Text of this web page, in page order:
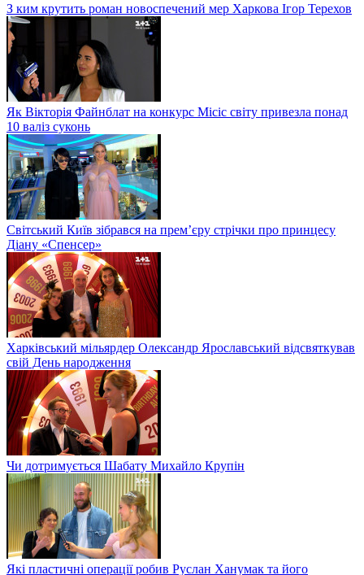
З ким крутить роман новоспечений мер Харкова Ігор Терехов
Як Вікторія Файнблат на конкурс Місіс світу привезла понад
10 валіз суконь
Світський Київ зібрався на прем’єру стрічки про принцесу
Діану «Спенсер»
Харківський мільярдер Олександр Ярославський відсвяткував
свій День народження
Чи дотримується Шабату Михайло Крупін
Які пластичні операції робив Руслан Ханумак та його